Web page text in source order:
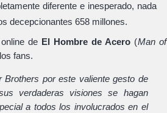
diferente e inesperado, nada
decepcionantes 658 millones.
de El Hombre de Acero (Man of
fans.
por este valiente gesto de
verdaderas visiones se hagan
a todos los involucrados en el